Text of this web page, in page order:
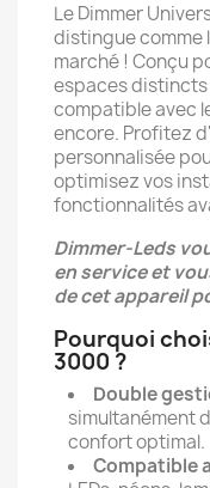
Le Dimmer
distingue comme
marché ! Conçu
espaces distincts
compatible avec
encore. Profitez
personnalisée
optimisez vos
fonctionnalités
Dimmer-Leds
en service et
de cet appareil
Pourquoi
3000 ?
Double
simultanément
confort optimal.
Compatible